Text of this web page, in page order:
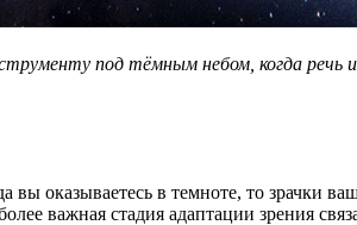
под тёмным небом, когда речь
вы оказываетесь в темноте, то зрачки
важная стадия адаптации зрения